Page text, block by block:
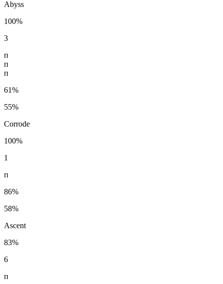
Abyss
100%
3
п
п
п
61%
55%
Corrode
100%
1
п
86%
58%
Ascent
83%
6
п